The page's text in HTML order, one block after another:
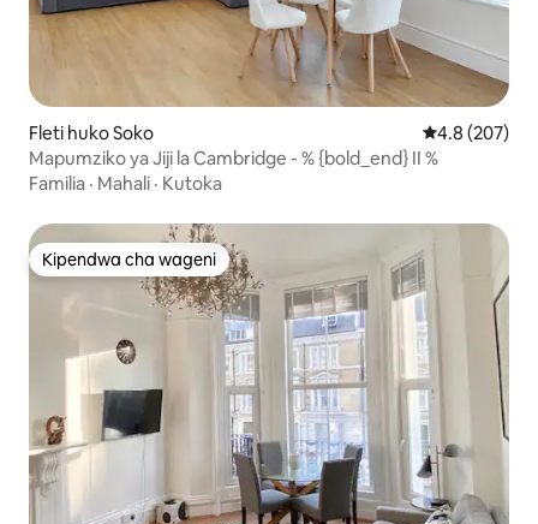
Fleti huko Soko Ukadiriaji wa
4.8 (207)
Mapumziko ya Jiji la Cambridge - % {bold_end} II %
Familia · Mahali · Kutoka
Kipendwa cha wageni
Kipendwa cha wageni